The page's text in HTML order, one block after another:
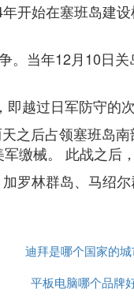
开始在塞班岛建
。当年12月10日
即越过日军防守
之后占领塞班岛
缴械。 此战之后
罗林群岛、马绍
迪拜是哪个国家的
平板电脑哪个品牌